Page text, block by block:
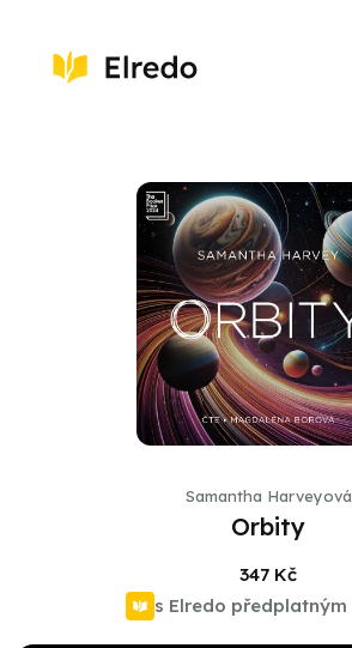
Samantha Harveyová
Orbity
347 Kč
s Elredo předplatným